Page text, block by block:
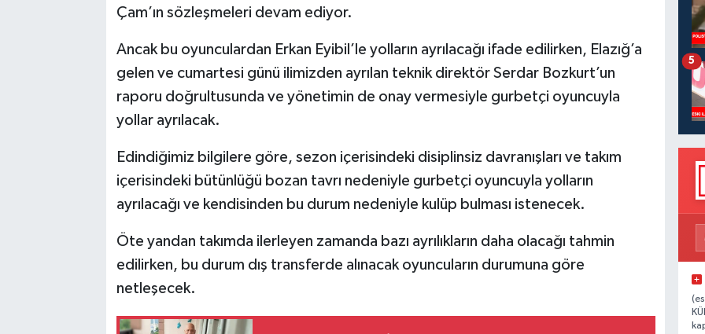
Çam’ın sözleşmeleri devam ediyor.
Ancak bu oyunculardan Erkan Eyibil’le yolların ayrılacağı ifade edilirken, Elazığ’a
gelen ve cumartesi günü ilimizden ayrılan teknik direktör Serdar Bozkurt’un
raporu doğrultusunda ve yönetimin de onay vermesiyle gurbetçi oyuncuyla
yollar ayrılacak.
Edindiğimiz bilgilere göre, sezon içerisindeki disiplinsiz davranışları ve takım
içerisindeki bütünlüğü bozan tavrı nedeniyle gurbetçi oyuncuyla yolların
ayrılacağı ve kendisinden bu durum nedeniyle kulüp bulması istenecek.
Öte yandan takımda ilerleyen zamanda bazı ayrılıkların daha olacağı tahmin
edilirken, bu durum dış transferde alınacak oyuncuların durumuna göre
netleşecek.
5